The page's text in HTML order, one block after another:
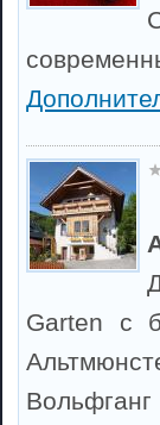
Garten с